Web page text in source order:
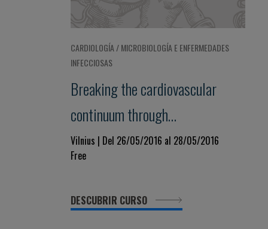
CARDIOLOGÍA / MICROBIOLOGÍA E ENFERMEDADES
INFECCIOSAS
Breaking the cardiovascular
continuum through
understanding, recognition,
treatment and prevention of the
disease - 4I – paradigm:
Introduce, Interpret, Interact,
Vilnius | Del 26/05/2016 al 28/05/2016
Free
DESCUBRIR CURSO